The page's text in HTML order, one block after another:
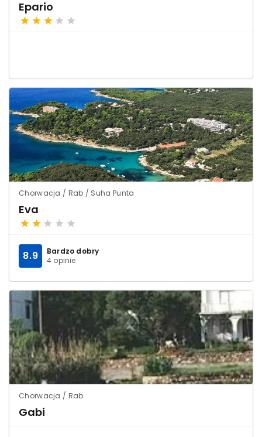
Epario
Chorwacja / Rab / Suha Punta
Eva
Bardzo dobry
4 opinie
8.9
Chorwacja / Rab
Gabi